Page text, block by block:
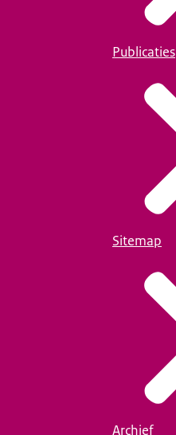
Publicaties
Sitemap
Archief